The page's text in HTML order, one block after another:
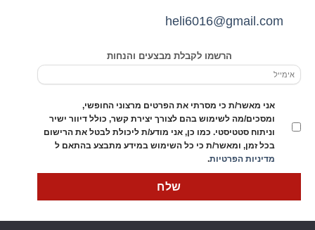
heli6016@gmail.com
הרשמו לקבלת מבצעים והנחות
אני מאשר/ת כי מסרתי את הפרטים מרצוני החופשי,
ומסכים/מה לשימוש בהם לצורך יצירת קשר, כולל דיוור ישיר
וניתוח סטטיסטי. כמו כן, אני מודע/ת ליכולת לבטל את הרישום
בכל זמן, ומאשר/ת כי כל השימוש במידע מתבצע בהתאם ל
מדיניות הפרטיות.